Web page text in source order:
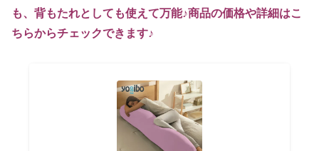
も、背もたれとしても使えて万能♪商品の価格や詳細はこ
ちらからチェックできます♪